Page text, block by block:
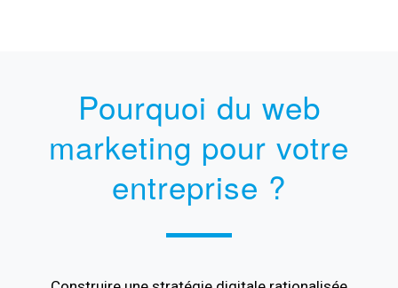
Pourquoi du web
marketing pour votre
entreprise ?